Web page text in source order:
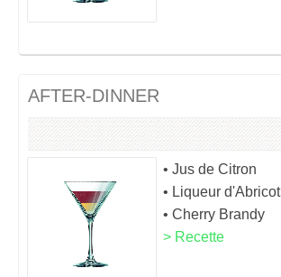
AFTER-DINNER
• Jus de Citron
• Liqueur d'Abricot
• Cherry Brandy
> Recette